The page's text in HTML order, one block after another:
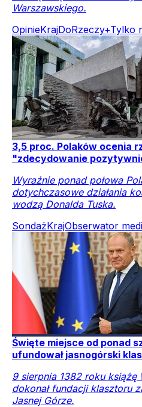
Warszawskiego.
OpinieKrajDoRzeczy+Tylko
3,5 proc. Polaków ocenia
"zdecydowanie
Wyraźnie ponad połowa
dotychczasowe działania
wodzą Donalda Tuska.
SondażKrajObserwator
Święte miejsce od ponad
ufundował jasnogórski
9 sierpnia 1382 roku książę
dokonał fundacji klasztoru
Jasnej Górze.